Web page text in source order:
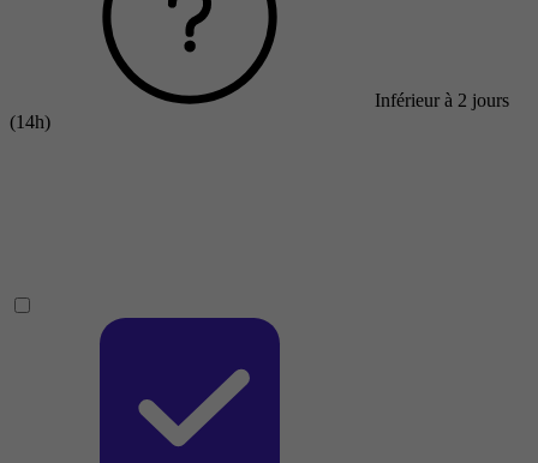
Inférieur à 2 jours
(14h)